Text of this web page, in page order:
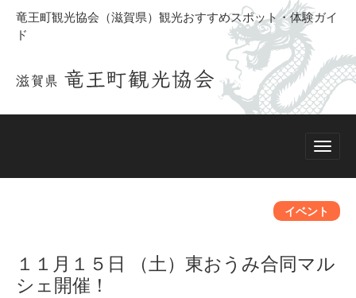
竜王町観光協会（滋賀県）観光おすすめスポット・体験ガイ
ド
イベント
１１月１５日 （土）東おうみ合同マル
シェ開催！